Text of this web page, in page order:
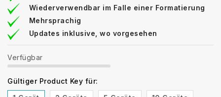
Wiederverwendbar im Falle einer Formatierung
Mehrsprachig
Updates inklusive, wo vorgesehen
Verfügbar
Gültiger Product Key für: